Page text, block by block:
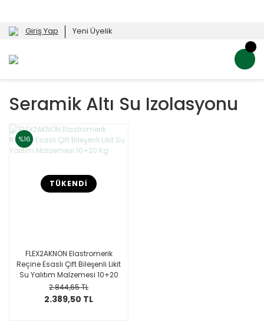
Giriş Yap Yeni Üyelik
Seramik Altı Su Izolasyonu
%16
TÜKENDİ
FLEX2AKNON Elastromerik
Reçine Esaslı Çift Bileşenli Likit
Su Yalıtım Malzemesi 10+20
Kg
2.844,65 TL
2.389,50 TL